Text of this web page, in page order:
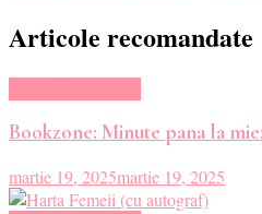
Articole recomandate
Bookzone: Minute pana la
martie 19, 2025martie 19, 2025